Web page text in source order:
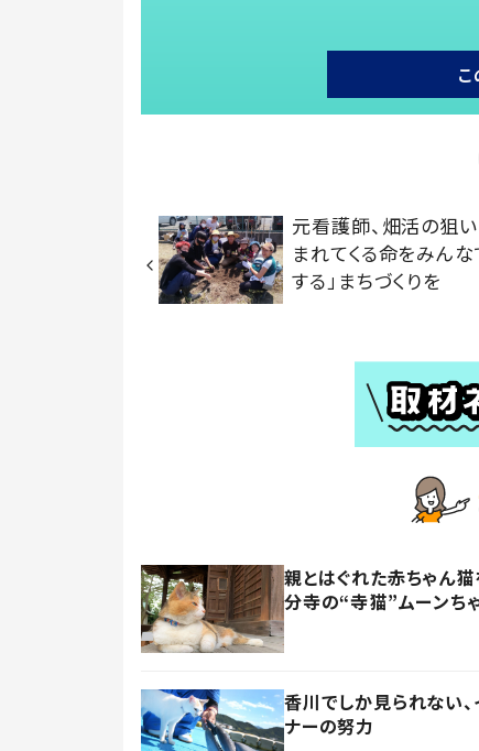
元看護師、畑活の狙
まれてくる命をみん
する」まちづくりを
親とはぐれた赤ちゃん
分寺の“寺猫”ムーンち
香川でしか見られない
ナーの努力